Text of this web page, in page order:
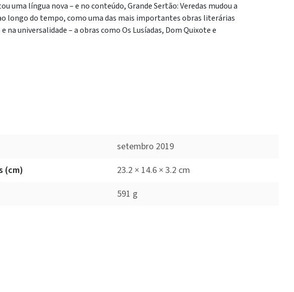
uma língua nova – e no conteúdo, Grande Sertão: Veredas mudou a
longo do tempo, como uma das mais importantes obras literárias
universalidade – a obras como Os Lusíadas, Dom Quixote e
setembro 2019
(cm)
23.2 × 14.6 × 3.2 cm
591 g